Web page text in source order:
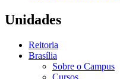
Unidades
Reitoria
Brasília
Sobre o Campus
Cursos